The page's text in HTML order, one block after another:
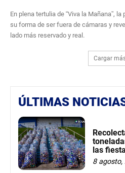
En plena tertulia de “Viva la Mañana”,
su forma de ser fuera de cámaras y
lado más reservado y real.
Cargar
ÚLTIMAS
las
8 agosto,